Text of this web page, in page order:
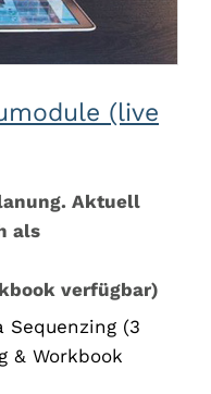
(live
Aktuell
als
verfügbar)
Sequenzing (3
& Workbook